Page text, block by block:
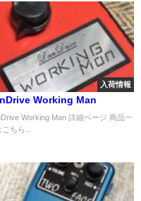
入荷情報
Working Man
Working Man 詳細ページ 商品一
ちら...